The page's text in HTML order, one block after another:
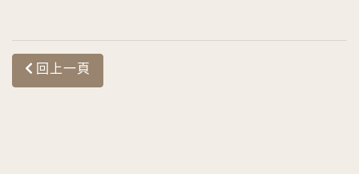
回上一頁